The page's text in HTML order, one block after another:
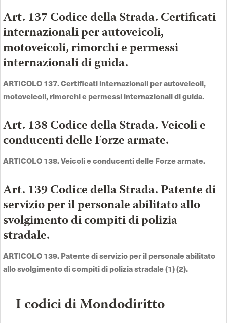
Art. 137 Codice della Strada. Certificati
internazionali per autoveicoli,
motoveicoli, rimorchi e permessi
internazionali di guida.
ARTICOLO 137. Certificati internazionali per autoveicoli,
motoveicoli, rimorchi e permessi internazionali di guida.
Art. 138 Codice della Strada. Veicoli e
conducenti delle Forze armate.
ARTICOLO 138. Veicoli e conducenti delle Forze armate.
Art. 139 Codice della Strada. Patente di
servizio per il personale abilitato allo
svolgimento di compiti di polizia
stradale.
ARTICOLO 139. Patente di servizio per il personale abilitato
allo svolgimento di compiti di polizia stradale (1) (2).
I codici di Mondodiritto